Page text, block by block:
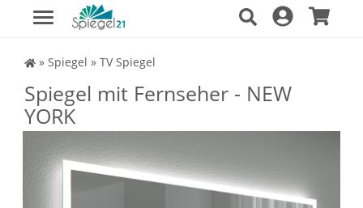
Spiegel Shop
» Spiegel » TV Spiegel
Spiegel mit Fernseher - NEW
YORK